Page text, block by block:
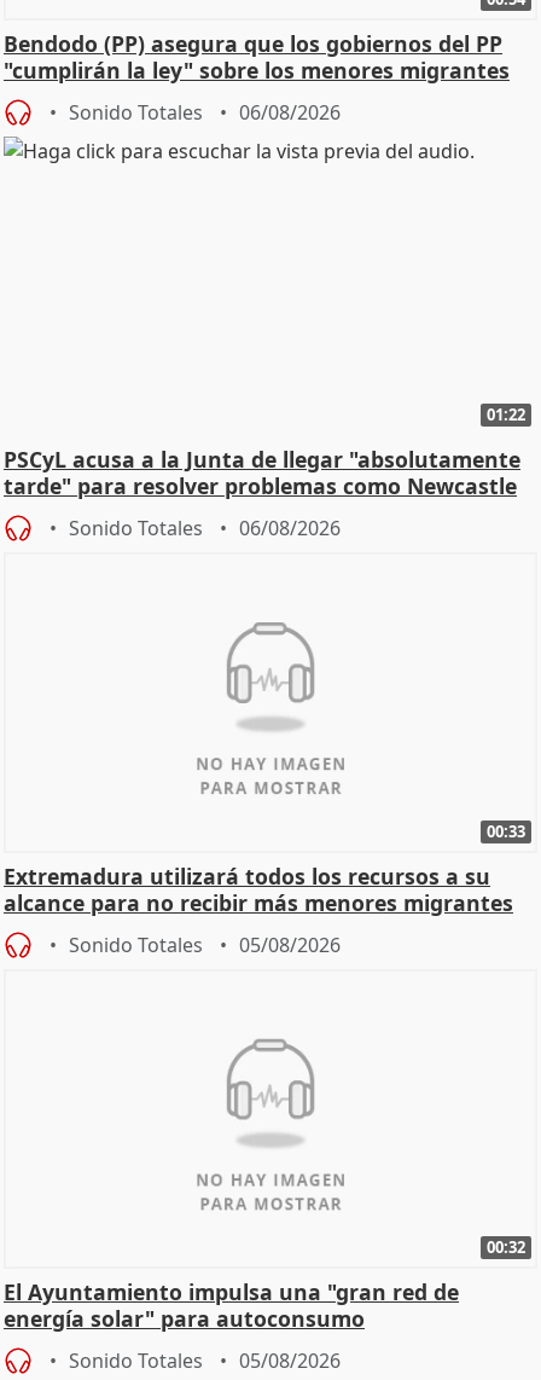
Bendodo (PP) asegura que los gobiernos del PP
"cumplirán la ley" sobre los menores migrantes
Sonido Totales 06/08/2026
01:22
PSCyL acusa a la Junta de llegar "absolutamente
tarde" para resolver problemas como Newcastle
Sonido Totales 06/08/2026
00:33
Extremadura utilizará todos los recursos a su
alcance para no recibir más menores migrantes
Sonido Totales 05/08/2026
00:32
El Ayuntamiento impulsa una "gran red de
energía solar" para autoconsumo
Sonido Totales 05/08/2026